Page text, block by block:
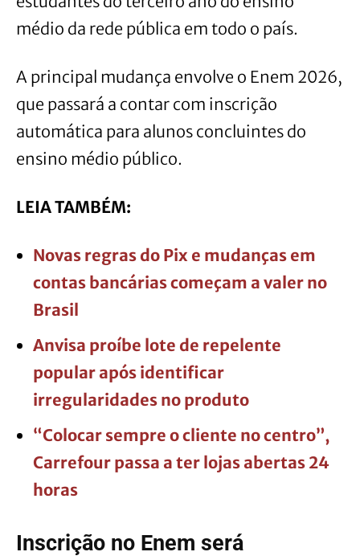
médio da rede pública em todo o país.
A principal mudança envolve o Enem 2026,
que passará a contar com inscrição
automática para alunos concluintes do
ensino médio público.
LEIA TAMBÉM:
Novas regras do Pix e mudanças em
contas bancárias começam a valer no
Brasil
Anvisa proíbe lote de repelente
popular após identificar
irregularidades no produto
“Colocar sempre o cliente no centro”,
Carrefour passa a ter lojas abertas 24
horas
Inscrição no Enem será